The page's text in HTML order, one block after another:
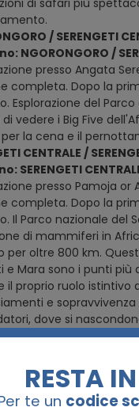
di safari più
/ SERENGETI
NGORONGORO /
presso Angata
completa. Dopo la
Esplorazione del
di vedere i Big Five
la cena e il
CENTRALE /
SERENGETI
presso Pamoja or
completa. Dopo la
Il Parco nazionale del
di mammiferi in
per oltre 800 km.
e Mara sono i punti
il proprio ruolo
e
dove si
il pernottamento
SERENGETI NORD
completa. Oggi,
l'intera giornata